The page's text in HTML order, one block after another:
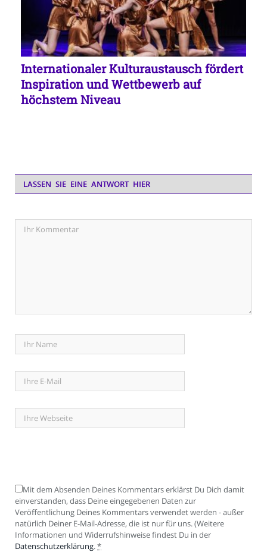
Internationaler Kulturaustausch fördert
Inspiration und Wettbewerb auf
höchstem Niveau
LASSEN SIE EINE ANTWORT HIER
Mit dem Absenden Deines Kommentars erklärst Du Dich damit
einverstanden, dass Deine eingegebenen Daten zur
Veröffentlichung Deines Kommentars verwendet werden - außer
natürlich Deiner E-Mail-Adresse, die ist nur für uns. (Weitere
Informationen und Widerrufshinweise findest Du in der
Datenschutzerklärung.*